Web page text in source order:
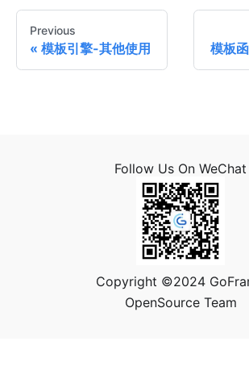
Previous
模板引擎-其他使用 模板
Follow Us On WeChat
Copyright ©2024
OpenSource Team